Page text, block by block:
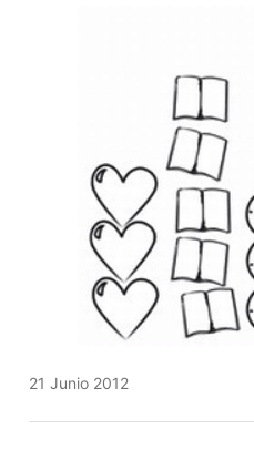
21 Junio 2012